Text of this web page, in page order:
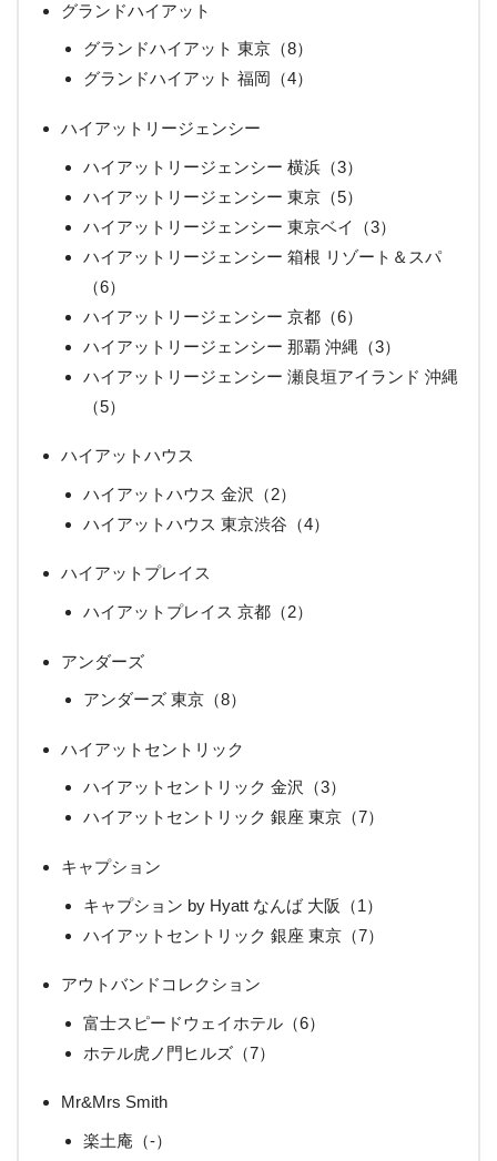
グランドハイアット
グランドハイアット 東京（8）
グランドハイアット 福岡（4）
ハイアットリージェンシー
ハイアットリージェンシー 横浜（3）
ハイアットリージェンシー 東京（5）
ハイアットリージェンシー 東京ベイ（3）
ハイアットリージェンシー 箱根 リゾート＆スパ
（6）
ハイアットリージェンシー 京都（6）
ハイアットリージェンシー 那覇 沖縄（3）
ハイアットリージェンシー 瀬良垣アイランド 沖縄
（5）
ハイアットハウス
ハイアットハウス 金沢（2）
ハイアットハウス 東京渋谷（4）
ハイアットプレイス
ハイアットプレイス 京都（2）
アンダーズ
アンダーズ 東京（8）
ハイアットセントリック
ハイアットセントリック 金沢（3）
ハイアットセントリック 銀座 東京（7）
キャプション
キャプション by Hyatt なんば 大阪（1）
ハイアットセントリック 銀座 東京（7）
アウトバンドコレクション
富士スピードウェイホテル（6）
ホテル虎ノ門ヒルズ（7）
Mr&Mrs Smith
楽土庵（-）